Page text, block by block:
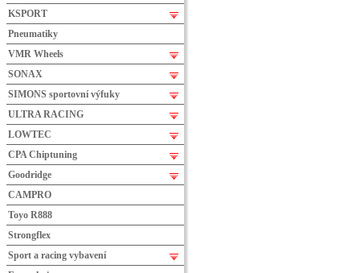
KSPORT
Pneumatiky
VMR Wheels
SONAX
SIMONS sportovní výfuky
ULTRA RACING
LOWTEC
CPA Chiptuning
Goodridge
CAMPRO
Toyo R888
Strongflex
Sport a racing vybavení